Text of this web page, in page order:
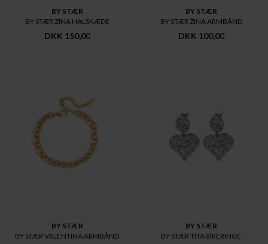
BY STÆR
BY STÆR ZINA HALSKÆDE
DKK 150,00
BY STÆR
BY STÆR ZINA ARMBÅND
DKK 100,00
BY STÆR
BY STÆR VALENTINA ARMBÅND
BY STÆR
BY STÆR TITA ØRERINGE